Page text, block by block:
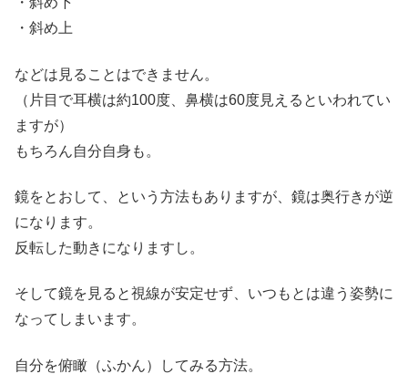
・斜め上
などは見ることはできません。
（片目で耳横は約100度、鼻横は60度見えるといわれてい
ますが）
もちろん自分自身も。
鏡をとおして、という方法もありますが、鏡は奥行きが逆
になります。
反転した動きになりますし。
そして鏡を見ると視線が安定せず、いつもとは違う姿勢に
なってしまいます。
自分を俯瞰（ふかん）してみる方法。